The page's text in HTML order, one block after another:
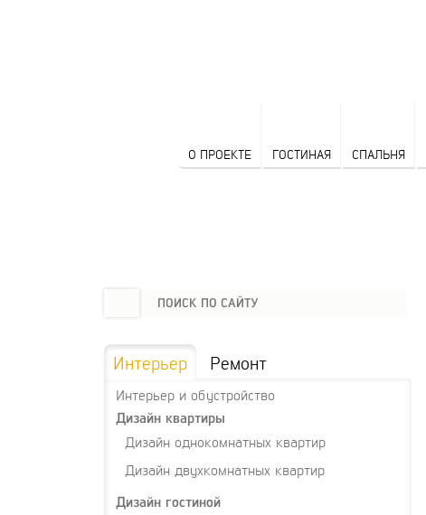
О ПРОЕКТЕ ГОСТИНАЯ СПАЛЬНЯ
Интерьер Ремонт
Интерьер и обустройство
Дизайн квартиры
Дизайн однокомнатных квартир
Дизайн двухкомнатных квартир
Дизайн гостиной